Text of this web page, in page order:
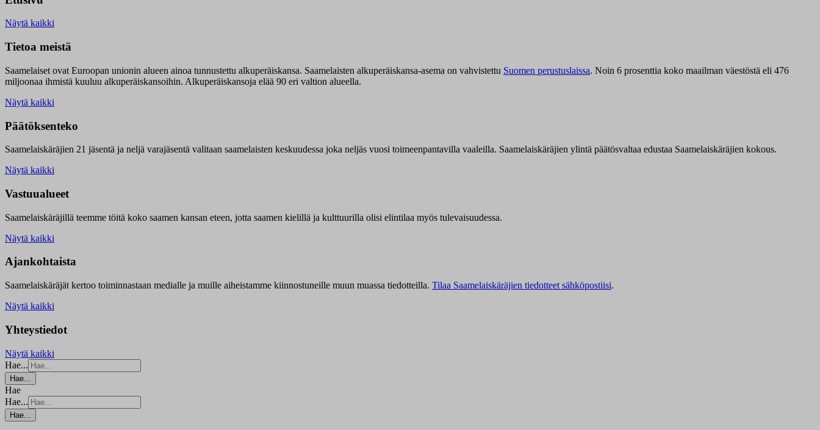
Näytä kaikki
Tietoa meistä
Saamelaiset ovat Euroopan unionin alueen ainoa tunnustettu alkuperäiskansa. Saamelaisten alkuperäiskansa-asema on vahvistettu Suomen perustuslaissa. Noin 6 prosenttia koko maailman väestöstä eli 476
miljoonaa ihmistä kuuluu alkuperäiskansoihin. Alkuperäiskansoja elää 90 eri valtion alueella.
Näytä kaikki
Päätöksenteko
Saamelaiskäräjien 21 jäsentä ja neljä varajäsentä valitaan saamelaisten keskuudessa joka neljäs vuosi toimeenpantavilla vaaleilla. Saamelaiskäräjien ylintä päätösvaltaa edustaa Saamelaiskäräjien kokous.
Näytä kaikki
Vastuualueet
Saamelaiskäräjillä teemme töitä koko saamen kansan eteen, jotta saamen kielillä ja kulttuurilla olisi elintilaa myös tulevaisuudessa.
Näytä kaikki
Ajankohtaista
Saamelaiskäräjät kertoo toiminnastaan medialle ja muille aiheistamme kiinnostuneille muun muassa tiedotteilla. Tilaa Saamelaiskäräjien tiedotteet sähköpostiisi.
Näytä kaikki
Yhteystiedot
Näytä kaikki
Hae...
Hae...
Hae
Hae...
Hae...